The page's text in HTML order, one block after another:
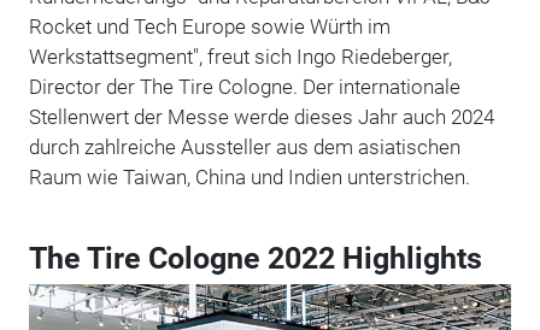
Rocket und Tech Europe sowie Würth im
Werkstattsegment", freut sich Ingo Riedeberger,
Director der The Tire Cologne. Der internationale
Stellenwert der Messe werde dieses Jahr auch 2024
durch zahlreiche Aussteller aus dem asiatischen
Raum wie Taiwan, China und Indien unterstrichen.
The Tire Cologne 2022 Highlights